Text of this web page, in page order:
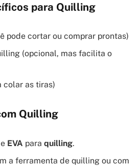
para Quilling
pode cortar ou comprar prontas)
(opcional, mas facilita o
colar as tiras)
Quilling
EVA para quilling.
a ferramenta de quilling ou com